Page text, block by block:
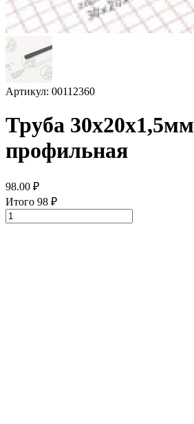
Артикул: 00112360
Труба 30х20х1,5мм
профильная
98.00 ₽
Итого 98 ₽